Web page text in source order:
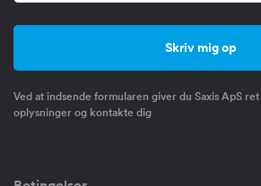
Ved at indsende formularen giver du Saxis ApS
oplysninger og kontakte dig